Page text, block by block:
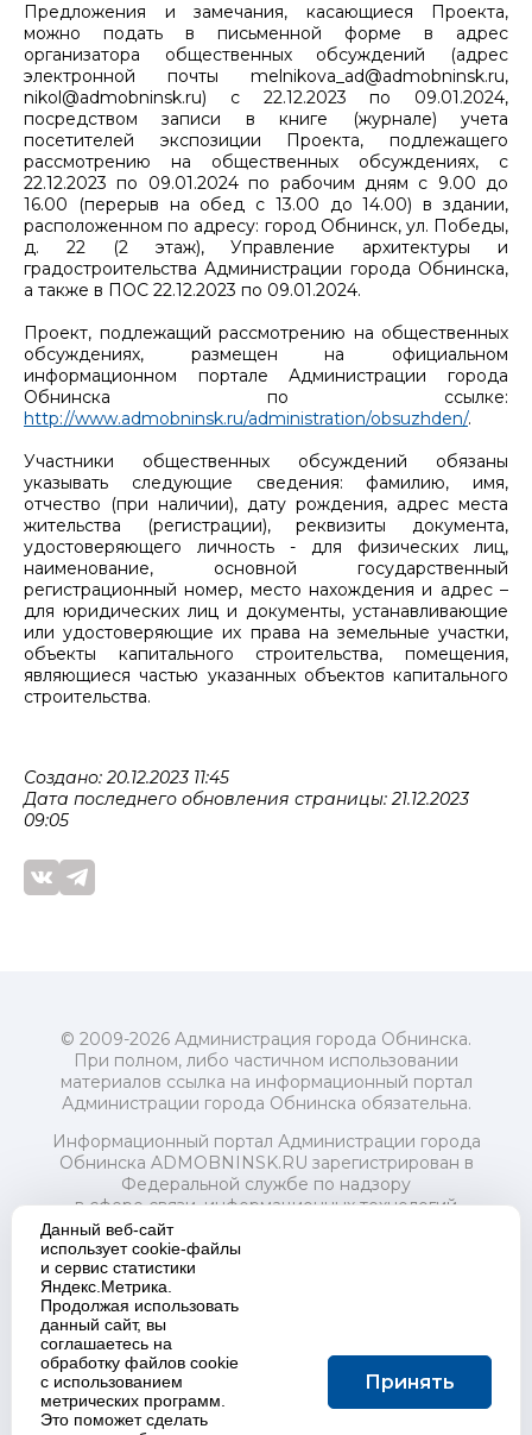
Предложения и замечания, касающиеся Проекта,
можно подать в письменной форме в адрес
организатора общественных обсуждений (адрес
электронной почты melnikova_ad@admobninsk.ru,
nikol@admobninsk.ru) с 22.12.2023 по 09.01.2024,
посредством записи в книге (журнале) учета
посетителей экспозиции Проекта, подлежащего
рассмотрению на общественных обсуждениях, с
22.12.2023 по 09.01.2024 по рабочим дням с 9.00 до
16.00 (перерыв на обед с 13.00 до 14.00) в здании,
расположенном по адресу: город Обнинск, ул. Победы,
д. 22 (2 этаж), Управление архитектуры и
градостроительства Администрации города Обнинска,
а также в ПОС 22.12.2023 по 09.01.2024.
Проект, подлежащий рассмотрению на общественных
обсуждениях, размещен на официальном
информационном портале Администрации города
Обнинска по ссылке:
http://www.admobninsk.ru/administration/obsuzhden/.
Участники общественных обсуждений обязаны
указывать следующие сведения: фамилию, имя,
отчество (при наличии), дату рождения, адрес места
жительства (регистрации), реквизиты документа,
удостоверяющего личность - для физических лиц,
наименование, основной государственный
регистрационный номер, место нахождения и адрес –
для юридических лиц и документы, устанавливающие
или удостоверяющие их права на земельные участки,
объекты капитального строительства, помещения,
являющиеся частью указанных объектов капитального
строительства.
Создано: 20.12.2023 11:45
Дата последнего обновления страницы: 21.12.2023
09:05
© 2009-2026 Администрация города Обнинска.
При полном, либо частичном использовании
материалов ссылка на информационный портал
Администрации города Обнинска обязательна.
Информационный портал Администрации города
Обнинска ADMOBNINSK.RU зарегистрирован в
Федеральной службе по надзору
в сфере связи, информационных технологий
и массовых коммуникаций (Роскомнадзор) 24 июля
2018 года.
Свидетельство о регистрации Эл № ФС77-73321
Учредитель: Администрация (исполнительно-
распорядительный орган) городского округа "Город
Обнинск". Главный редактор: Байкова Е.А.
Адрес электронной почты Редакции:
redactor@admobninsk.ru
Телефон Редакции: +7 (484) 395-85-85
Данный веб-сайт
использует cookie-файлы
и сервис статистики
Яндекс.Метрика.
Продолжая использовать
данный сайт, вы
соглашаетесь на
обработку файлов cookie
с использованием
метрических программ.
Это поможет сделать
Принять